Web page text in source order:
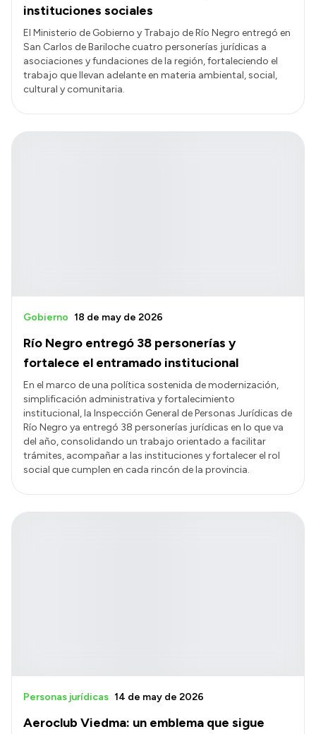
instituciones sociales
El Ministerio de Gobierno y Trabajo de Río Negro entregó en
San Carlos de Bariloche cuatro personerías jurídicas a
asociaciones y fundaciones de la región, fortaleciendo el
trabajo que llevan adelante en materia ambiental, social,
cultural y comunitaria.
Río Negro entregó 38 personerías y
fortalece el entramado institucional
Gobierno 18 de may de 2026
En el marco de una política sostenida de modernización,
simplificación administrativa y fortalecimiento
institucional, la Inspección General de Personas Jurídicas de
Río Negro ya entregó 38 personerías jurídicas en lo que va
del año, consolidando un trabajo orientado a facilitar
trámites, acompañar a las instituciones y fortalecer el rol
social que cumplen en cada rincón de la provincia.
Aeroclub Viedma: un emblema que sigue
Personas jurídicas 14 de may de 2026